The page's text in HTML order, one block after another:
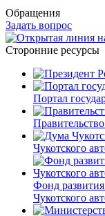
Обращения
Задать вопрос
Сторонние ресурсы
Портал
Чукотского
Фонд
Чукотского